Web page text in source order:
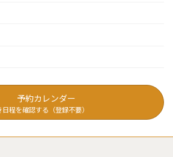
予約カレンダー
日程を確認する（登録不要）